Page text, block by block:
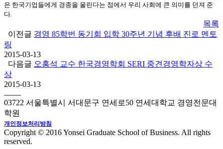
은 한국기업들에게 경종을 울린다는 점에서 우리 사회에 큰 의미를 던져 준
다.
목록
이전글 경영 85학번 동기회 입학 30주년 기념 후배 진로 멘토
링
2015-03-13
다음글 오홍석 교수 한국경영학회 SERI 중견경영학자상 수
상
2015-03-13
03722 서울특별시 서대문구 연세로50 연세대학교 경영전문대
학원
개인정보처리방침
Copyright © 2016 Yonsei Graduate School of Business. All rights
reserved.